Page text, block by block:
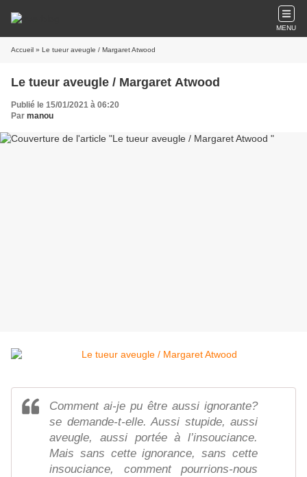
MENU
Accueil » Le tueur aveugle / Margaret Atwood
Le tueur aveugle / Margaret Atwood
Publié le 15/01/2021 à 06:20
Par manou
Comment ai-je pu être aussi ignorante?
se demande-t-elle. Aussi stupide, aussi
aveugle, aussi portée à l’insouciance.
Mais sans cette ignorance, sans cette
insouciance, comment pourrions-nous